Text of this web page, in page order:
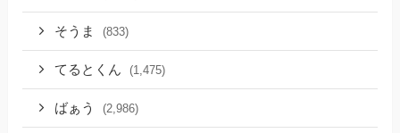
そうま (833)
てるとくん (1,475)
ばぁう (2,986)